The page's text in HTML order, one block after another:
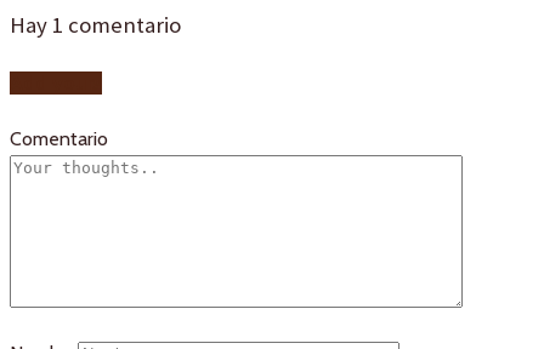
Hay 1 comentario
Comentario